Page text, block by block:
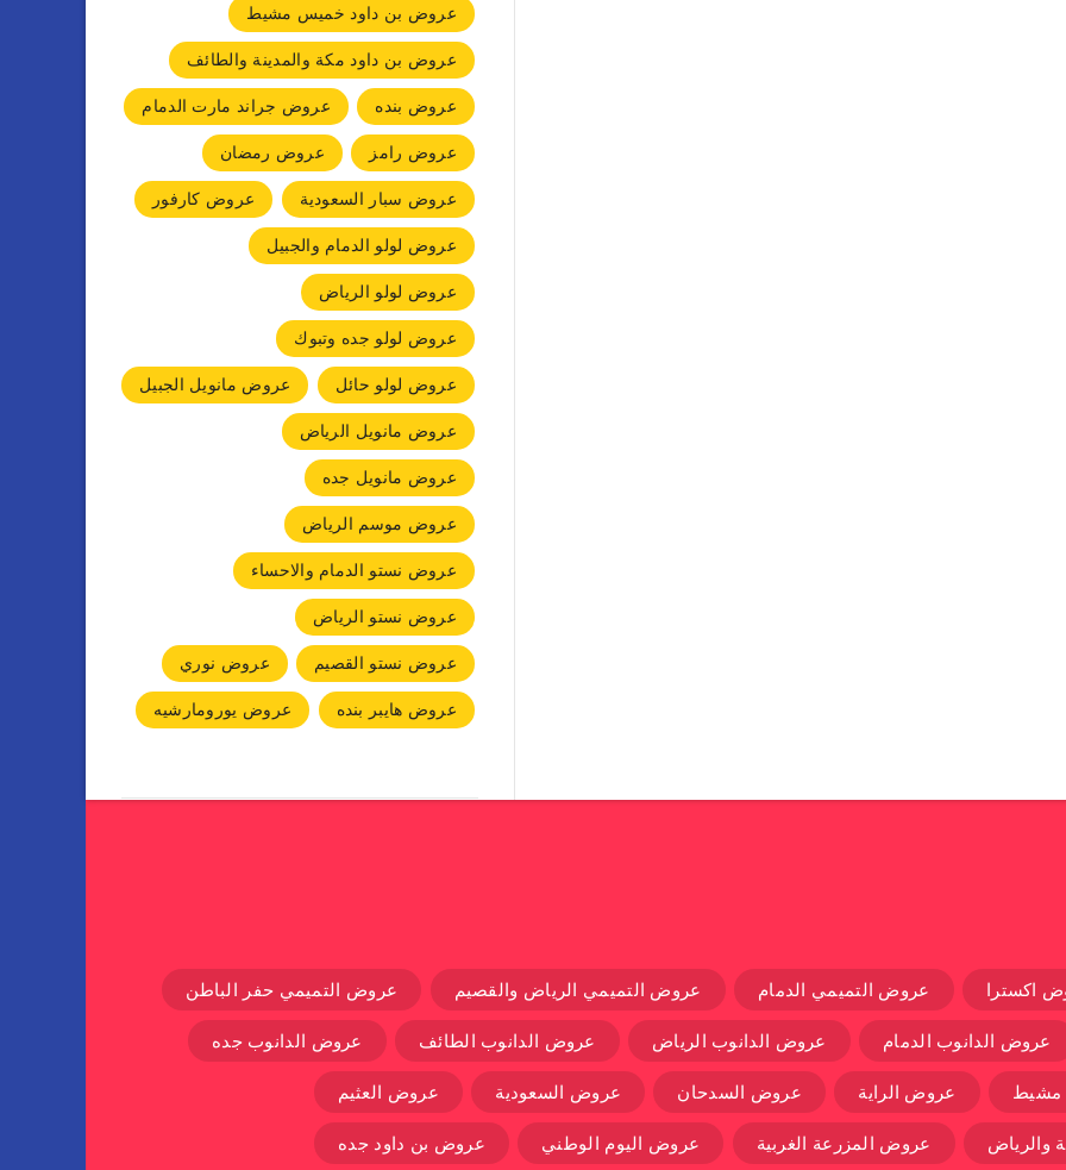
عروض بن داود خميس مشيط
عروض بن داود مكة والمدينة والطائف
عروض بنده
عروض جراند مارت الدمام
عروض رامز
عروض رمضان
عروض سبار السعودية
عروض كارفور
عروض لولو الدمام والجبيل
عروض لولو الرياض
عروض لولو جده وتبوك
عروض لولو حائل
عروض مانويل الجبيل
عروض مانويل الرياض
عروض مانويل جده
عروض موسم الرياض
عروض نستو الدمام والاحساء
عروض نستو الرياض
عروض نستو القصيم
عروض نوري
عروض هايبر بنده
عروض يورومارشيه
اكسترا عروض التميمي الدمام عروض التميمي الرياض والقصيم عروض التميمي حفر الباطن
عروض الدانوب الدمام عروض الدانوب الرياض عروض الدانوب الطائف عروض الدانوب جده
مشيط عروض الراية عروض السدحان عروض السعودية عروض العثيم
والرياض عروض المزرعة الغربية عروض اليوم الوطني عروض بن داود جده